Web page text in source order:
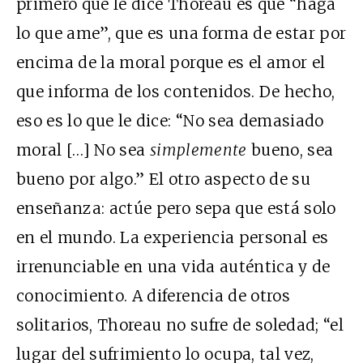
lo que ame”, que es una forma de estar por
encima de la moral porque es el amor el
que informa de los contenidos. De hecho,
eso es lo que le dice: “No sea demasiado
moral […] No sea simplemente bueno, sea
bueno por algo.” El otro aspecto de su
enseñanza: actúe pero sepa que está solo
en el mundo. La experiencia personal es
irrenunciable en una vida auténtica y de
conocimiento. A diferencia de otros
solitarios, Thoreau no sufre de soledad; “el
lugar del sufrimiento lo ocupa, tal vez,